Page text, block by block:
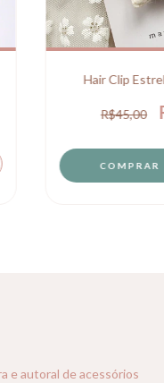
Hair Clip
R$45,00
e autoral de acessórios